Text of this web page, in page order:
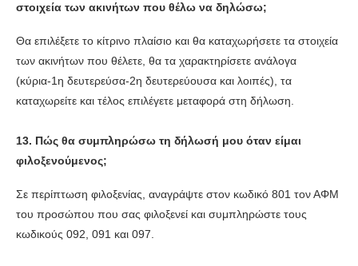
στοιχεία των ακινήτων που θέλω να δηλώσω;
Θα επιλέξετε το κίτρινο πλαίσιο και θα καταχωρήσετε τα στοιχεία
των ακινήτων που θέλετε, θα τα χαρακτηρίσετε ανάλογα
(κύρια-1η δευτερεύσα-2η δευτερεύουσα και λοιπές), τα
καταχωρείτε και τέλος επιλέγετε μεταφορά στη δήλωση.
13. Πώς θα συμπληρώσω τη δήλωσή μου όταν είμαι
φιλοξενούμενος;
Σε περίπτωση φιλοξενίας, αναγράψτε στον κωδικό 801 τον ΑΦΜ
του προσώπου που σας φιλοξενεί και συμπληρώστε τους
κωδικούς 092, 091 και 097.